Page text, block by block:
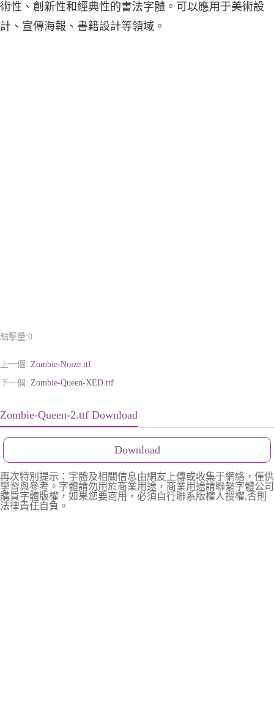
術性、創新性和經典性的書法字體。可以應用于美術設
計、宣傳海報、書籍設計等領域。
點擊量:0
上一個: Zombie-Noize.ttf
下一個: Zombie-Queen-XED.ttf
Zombie-Queen-2.ttf Download
Download
再次特別提示：字體及相關信息由網友上傳或收集于網絡，僅供
學習與參考。字體請勿用於商業用途，商業用途請聯繫字體公司
購買字體版權，如果您要商用，必須自行聯系版權人授權,否則
法律責任自負。